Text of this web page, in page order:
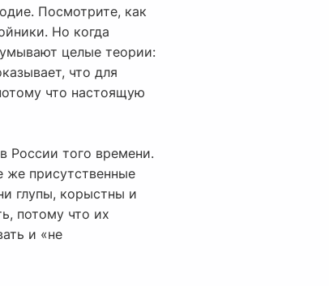
Посмотрите, как
Но когда
целые теории:
что для
что настоящую
России того времени.
присутственные
глупы, корыстны и
потому что их
и «не